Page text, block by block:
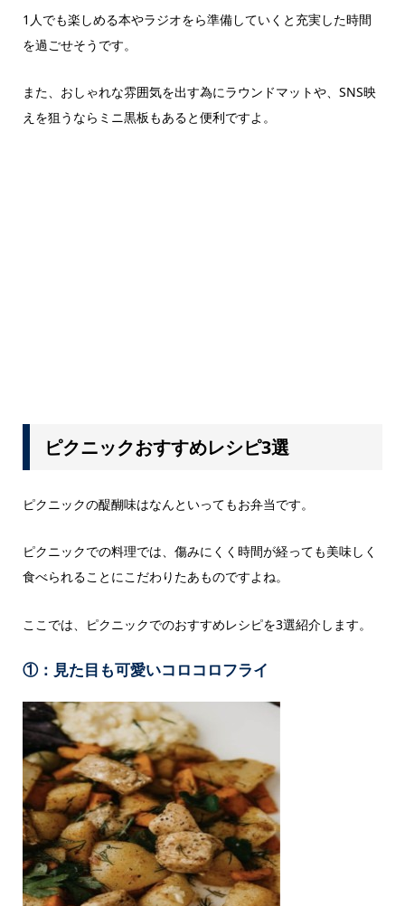
1人でも楽しめる本やラジオをら準備していくと充実した時間
を過ごせそうです。
また、おしゃれな雰囲気を出す為にラウンドマットや、SNS映
えを狙うならミニ黒板もあると便利ですよ。
ピクニックおすすめレシピ3選
ピクニックの醍醐味はなんといってもお弁当です。
ピクニックでの料理では、傷みにくく時間が経っても美味しく
食べられることにこだわりたあものですよね。
ここでは、ピクニックでのおすすめレシピを3選紹介します。
①：見た目も可愛いコロコロフライ